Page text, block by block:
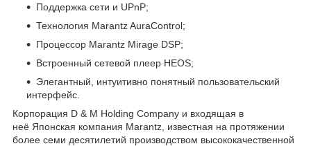
Поддержка сети и UPnP;
Технология Marantz AuraControl;
Процессор Marantz Mirage DSP;
Встроенный сетевой плеер HEOS;
Элегантный, интуитивно понятный пользовательский
интерфейс.
Корпорация D & M Holding Company и входящая в
неё Японская компания Marantz, известная на протяжении
более семи десятилетий производством высококачественной